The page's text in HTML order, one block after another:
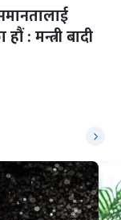
: मन्त्री बादी